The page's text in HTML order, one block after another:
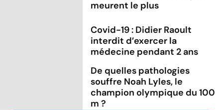
meurent le plus
Covid-19 : Didier Raoult
interdit d’exercer la
médecine pendant 2 ans
De quelles pathologies
souffre Noah Lyles, le
champion olympique du 100
m ?